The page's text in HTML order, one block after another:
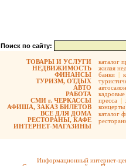
Поиск по сайту:
ТОВАРЫ И УСЛУГИ
НЕДВИЖИМОСТЬ
ФИНАНСЫ
ТУРИЗМ, ОТДЫХ
АВТО
РАБОТА
СМИ г. ЧЕРКАССЫ
АФИША, ЗАКАЗ БИЛЕТОВ
ВСЕ ДЛЯ ДОМА
РЕСТОРАНЫ, КАФЕ
ИНТЕРНЕТ-МАГАЗИНЫ
каталог
жилая
банки |
кадровые
пресса |
концерты
каталог
Информационный интернет-